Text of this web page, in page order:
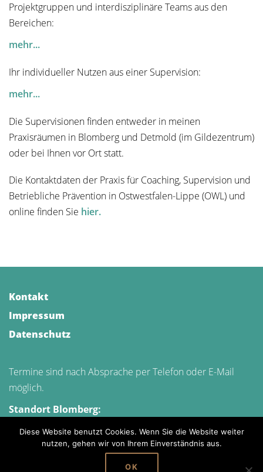
Projektgruppen und interdisziplinäre Teams aus den
Bereichen:
mehr...
Ihr individueller Nutzen aus einer Supervision:
mehr...
Die Supervisionen finden entweder in meinen
Praxisräumen in Blomberg und Detmold (im Gildezentrum)
oder bei Ihnen vor Ort statt.
Die Kontaktdaten der Praxis für Coaching, Supervision und
Betriebliche Prävention in Ostwestfalen-Lippe (OWL) und
online finden Sie hier.
Kontakt
Impressum
Datenschutz
Termine sind nach Absprache per Telefon oder E-Mail
möglich.
Standort Blomberg:
Standort Detmold:
Bad Meinberger Str. 1, 32760 Detmold (im Gildezentrum)
Diese Website benutzt Cookies. Wenn Sie die Website weiter
nutzen, gehen wir von Ihrem Einverständnis aus.
OK